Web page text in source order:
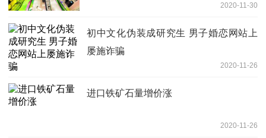
2020-11-30
初中文化伪装成研究生 男子婚恋网站上
屡施诈骗
2020-11-26
进口铁矿石量增价涨
2020-11-26